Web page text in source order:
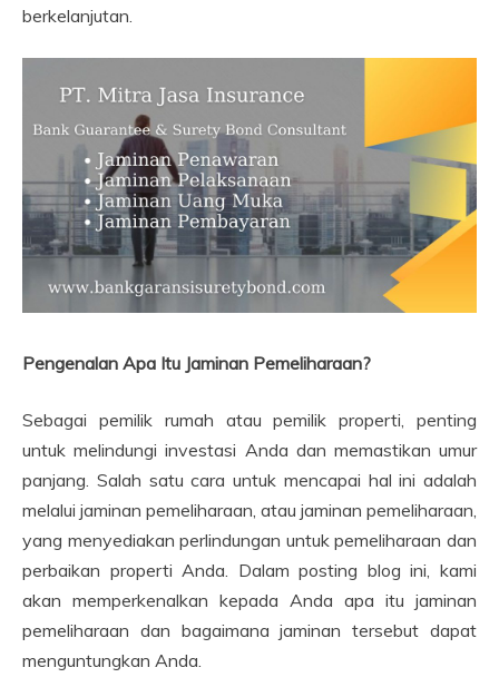
berkelanjutan.
Pengenalan Apa Itu Jaminan Pemeliharaan?
Sebagai pemilik rumah atau pemilik properti, penting
untuk melindungi investasi Anda dan memastikan umur
panjang. Salah satu cara untuk mencapai hal ini adalah
melalui jaminan pemeliharaan, atau jaminan pemeliharaan,
yang menyediakan perlindungan untuk pemeliharaan dan
perbaikan properti Anda. Dalam posting blog ini, kami
akan memperkenalkan kepada Anda apa itu jaminan
pemeliharaan dan bagaimana jaminan tersebut dapat
menguntungkan Anda.